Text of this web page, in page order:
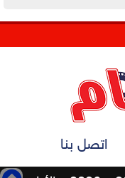
اتصل بنا